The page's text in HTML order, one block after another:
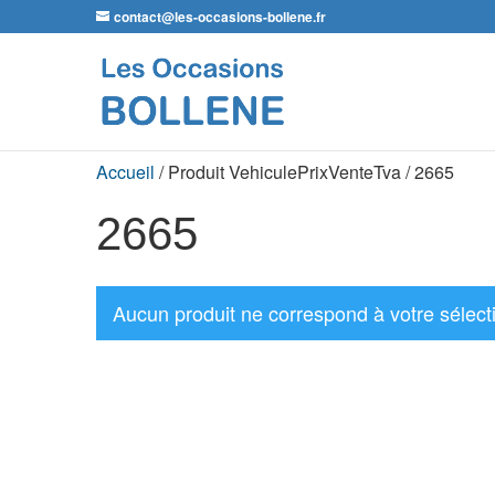
contact@les-occasions-bollene.fr
Accueil / Produit VehiculePrixVenteTva / 2665
2665
Aucun produit ne correspond à votre